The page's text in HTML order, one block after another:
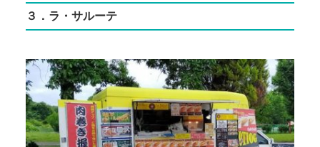
３．ラ・サルーテ